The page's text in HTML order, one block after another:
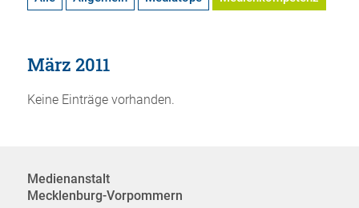
März 2011
Keine Einträge vorhanden.
Medienanstalt
Mecklenburg-Vorpommern